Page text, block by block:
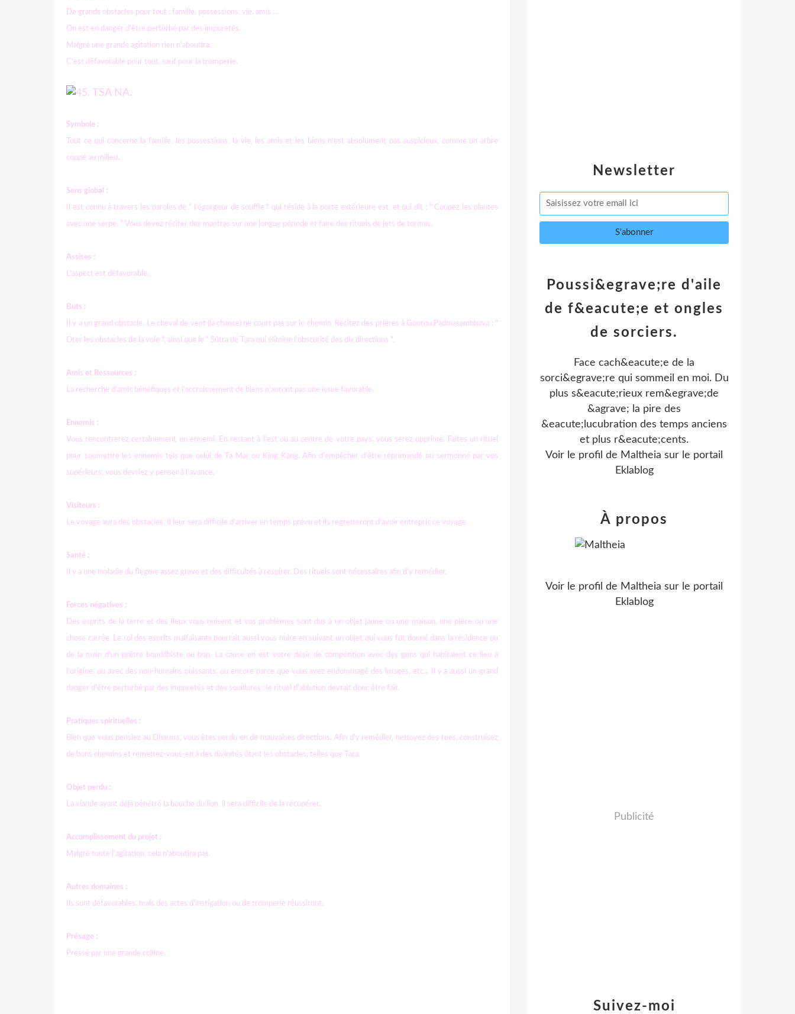
De grands obstacles pour tout : famille, possessions, vie, amis ...
On est en danger d'être perturbé par des impuretés.
Malgré une grande agitation rien n'aboutira.
C'est défavorable pour tout, sauf pour la tromperie.
Symbole :
Tout ce qui concerne la famille, les possessions, la vie, les amis et les biens n'est absolument pas auspicieux, comme un arbre
coupé au milieu.
Sens global :
Il est connu à travers les paroles de " l'égorgeur de souffle " qui réside à la porte extérieure est, et qui dit : " Coupez les plantes
avec une serpe. " Vous devez réciter des mantras sur une longue période et faire des rituels de jets de tormas.
Assises :
L'aspect est défavorable.
Buts :
Il y a un grand obstacle. Le cheval de vent (la chance) ne court pas sur le chemin. Récitez des prières à Gourou Padmasambhava : "
Oter les obstacles de la voie ", ainsi que le " Sûtra de Tara qui élimine l'obscurité des dix directions ".
Amis et Ressources :
La recherche d'amis bénéfiques et l'accroissement de biens n'auront pas une issue favorable.
Ennemis :
Vous rencontrerez certainement un ennemi. En restant à l'est ou au centre de votre pays, vous serez opprimé. Faites un rituel
pour soumettre les ennemis tels que celui de Ta Mar ou King Kang. Afin d'empêcher d'être réprimandé ou sermonné par vos
supérieurs, vous devriez y penser à l'avance.
Visiteurs :
Le voyage aura des obstacles. Il leur sera difficile d'arriver en temps prévu et ils regretteront d'avoir entrepris ce voyage.
Santé :
Il y a une maladie du flegme assez grave et des difficultés à respirer. Des rituels sont nécessaires afin d'y remédier.
Forces négatives :
Des esprits de la terre et des lieux vous nuisent et vos problèmes sont dus à un objet jaune ou une maison, une pièce ou une
chose carrée. Le roi des esprits malfaisants pourrait aussi vous nuire en suivant un objet qui vous fut donné dans la résidence ou
de la main d'un prêtre bouddhiste ou bön. La cause en est votre désir de compétition avec des gens qui habitaient ce lieu à
l'origine, ou avec des non-humains puissants, ou encore parce que vous avez endommagé des images, etc... Il y a aussi un grand
danger d'être perturbé par des impuretés et des souillures ; le rituel d'ablution devrait donc être fait.
Pratiques spirituelles :
Bien que vous pensiez au Dharma, vous êtes perdu en de mauvaises directions. Afin d'y remédier, nettoyez des rues, construisez
de bons chemins et remettez-vous-en à des divinités ôtant les obstacles, telles que Tara.
Objet perdu :
La viande ayant déjà pénétré la bouche du lion, il sera difficile de la récupérer.
Accomplissement du projet :
Malgré toute l'agitation, cela n'aboutira pas.
Autres domaines :
Ils sont défavorables, mais des actes d'instigation ou de tromperie réussiront.
Présage :
Pressé par une grande colline.
Newsletter
Poussi&egrave;re d'aile
de f&eacute;e et ongles
de sorciers.
Face cach&eacute;e de la
sorci&egrave;re qui sommeil en moi. Du
plus s&eacute;rieux rem&egrave;de
&agrave; la pire des
&eacute;lucubration des temps anciens
et plus r&eacute;cents.
Voir le profil de Maltheia sur le portail
Eklablog
Suivez-moi
À propos
Voir le profil de Maltheia sur le portail
Eklablog
Publicité